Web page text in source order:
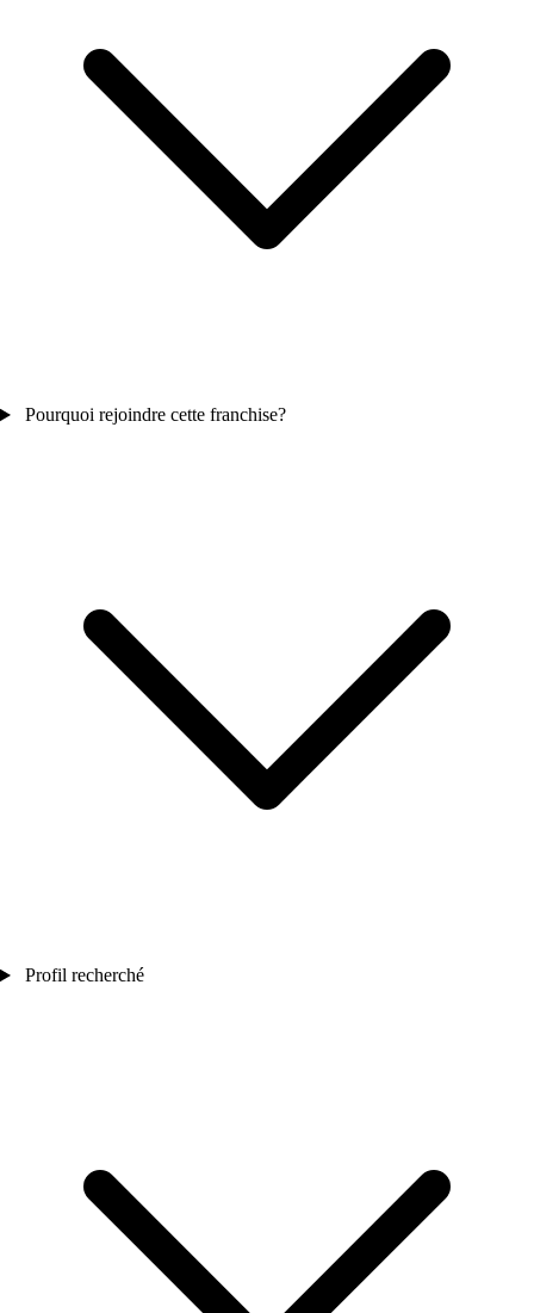
Pourquoi rejoindre cette franchise?
Profil recherché